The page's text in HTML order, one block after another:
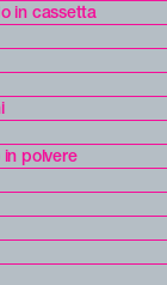
in cassetta
polvere